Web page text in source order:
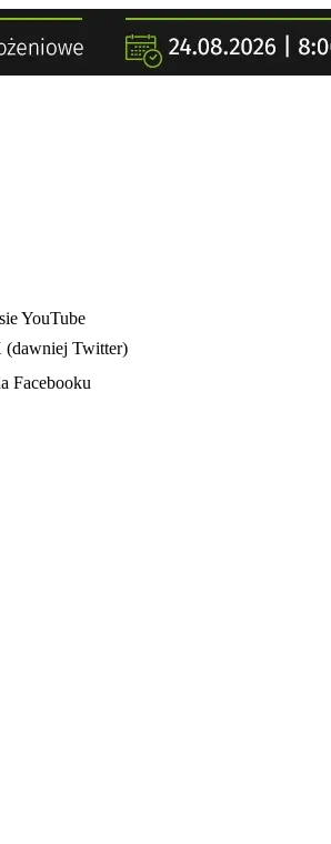
YouTube
(dawniej Twitter)
Facebooku